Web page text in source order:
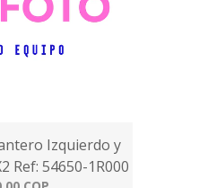
Izquierdo y
Ref: 54650-1R000